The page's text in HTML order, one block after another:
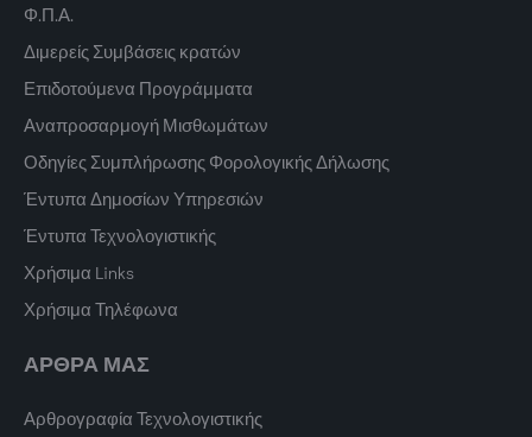
Φ.Π.Α.
Διμερείς Συμβάσεις κρατών
Επιδοτούμενα Προγράμματα
Αναπροσαρμογή Μισθωμάτων
Οδηγίες Συμπλήρωσης Φορολογικής Δήλωσης
Έντυπα Δημοσίων Υπηρεσιών
Έντυπα Τεχνολογιστικής
Χρήσιμα Links
Χρήσιμα Τηλέφωνα
ΑΡΘΡΑ ΜΑΣ
Αρθρογραφία Τεχνολογιστικής